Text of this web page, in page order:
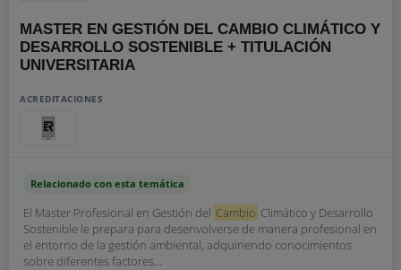
MASTER EN GESTIÓN DEL CAMBIO CLIMÁTICO Y
DESARROLLO SOSTENIBLE + TITULACIÓN
UNIVERSITARIA
ACREDITACIONES
Relacionado con esta temática
El Master Profesional en Gestión del Cambio Climático y Desarrollo
Sostenible le prepara para desenvolverse de manera profesional en
el entorno de la gestión ambiental, adquiriendo conocimientos
sobre diferentes factores...